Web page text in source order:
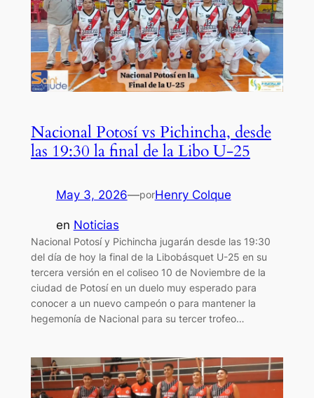
Nacional Potosí vs Pichincha, desde
las 19:30 la final de la Libo U-25
May 3, 2026—porHenry Colque
en Noticias
Nacional Potosí y Pichincha jugarán desde las 19:30
del día de hoy la final de la Libobásquet U-25 en su
tercera versión en el coliseo 10 de Noviembre de la
ciudad de Potosí en un duelo muy esperado para
conocer a un nuevo campeón o para mantener la
hegemonía de Nacional para su tercer trofeo…